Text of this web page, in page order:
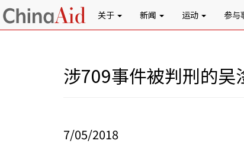
关于 新闻 运动 参与
涉709事件被判刑的
7/05/2018